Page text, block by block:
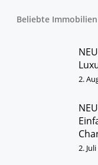
Beliebte Immobilien
2.
2.